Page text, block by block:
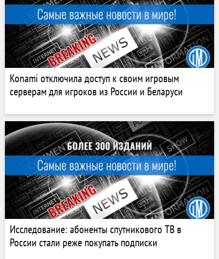
Konami отключила доступ к своим игровым
серверам для игроков из России и Беларуси
Исследование: абоненты спутникового ТВ в
России стали реже покупать подписки